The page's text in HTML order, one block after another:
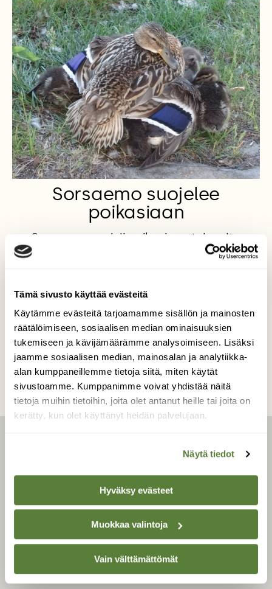
Tämä sivusto käyttää evästeitä
Käytämme evästeitä tarjoamamme sisällön ja mainosten
räätälöimiseen, sosiaalisen median ominaisuuksien
tukemiseen ja kävijämäärämme analysoimiseen. Lisäksi
jaamme sosiaalisen median, mainosalan ja analytiikka-
alan kumppaneillemme tietoja siitä, miten käytät
sivustoamme. Kumppanimme voivat yhdistää näitä
tietoja muihin tietoihin, joita olet antanut heille tai joita on
kerätty, kun olet käyttänyt heidän palvelujaan.
Näytä tiedot
Hyväksy evästeet
Muokkaa valintoja
Vain välttämättömät
Sorsaemo suojelee
poikasiaan
Sorsaemo suojeli poikasiaan tulevalta
pakkasyöltä . Seuraavana aamuna
Kuvaaja: Risto Kauppinen
Kilpailun etusivulle
LEHTI
Uusin lehti
Tilaa Suomen Luonto
Tilaa digilukuoikeus
Äänestä parasta juttua
Tilaa uutiskirje